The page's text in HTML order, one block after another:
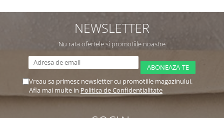
NEWSLETTER
Nu rata ofertele si promotiile noastre
Vreau sa primesc newsletter cu promotiile magazinului.
Afla mai multe in Politica de Confidentialitate